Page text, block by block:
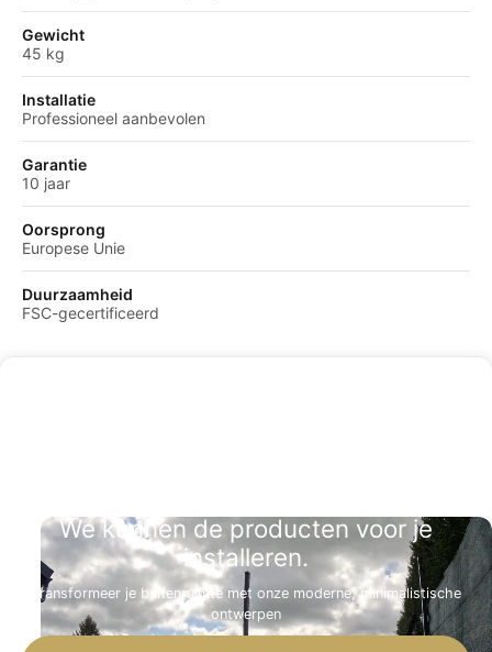
Gewicht
45 kg
Installatie
Professioneel aanbevolen
Garantie
10 jaar
Oorsprong
Europese Unie
Duurzaamheid
FSC-gecertificeerd
We kunnen de producten voor je
installeren.
Transformeer je buitenruimte met onze moderne, minimalistische
ontwerpen